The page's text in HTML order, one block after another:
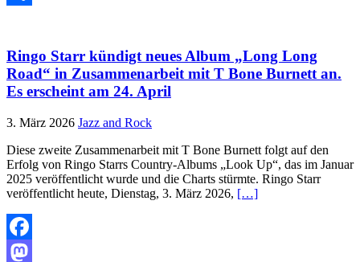
Ringo Starr kündigt neues Album „Long Long
Road“ in Zusammenarbeit mit T Bone Burnett an.
Es erscheint am 24. April
3. März 2026 Jazz and Rock
Diese zweite Zusammenarbeit mit T Bone Burnett folgt auf den
Erfolg von Ringo Starrs Country-Albums „Look Up“, das im Januar
2025 veröffentlicht wurde und die Charts stürmte. Ringo Starr
veröffentlicht heute, Dienstag, 3. März 2026, […]
Facebook